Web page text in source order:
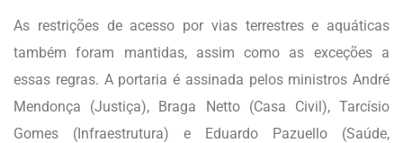
As restrições de acesso por vias terrestres e aquáticas
também foram mantidas, assim como as exceções a
essas regras. A portaria é assinada pelos ministros André
Mendonça (Justiça), Braga Netto (Casa Civil), Tarcísio
Gomes (Infraestrutura) e Eduardo Pazuello (Saúde,